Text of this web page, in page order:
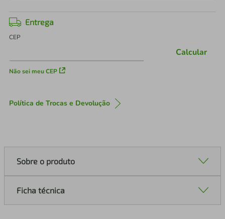
Entrega
CEP
Não sei meu CEP
Calcular
Política de Trocas e Devolução
Sobre o produto
Ficha técnica